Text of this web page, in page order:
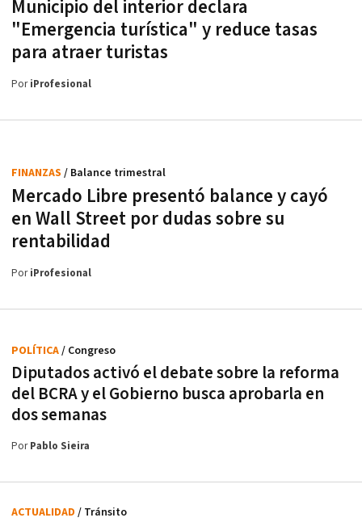
Municipio del interior declara
"Emergencia turística" y reduce tasas
para atraer turistas
PoriProfesional
Mercado Libre presentó balance y cayó
en Wall Street por dudas sobre su
rentabilidad
FINANZAS / Balance trimestral
PoriProfesional
Diputados activó el debate sobre la reforma
del BCRA y el Gobierno busca aprobarla en
dos semanas
POLÍTICA/ Congreso
PorPablo Sieira
ACTUALIDAD / Tránsito